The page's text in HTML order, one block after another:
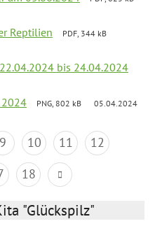
Reptilien
PDF, 344 kB
bis 24.04.2024
2024 PNG, 802 kB 05.04.2024
9 10 11
12
18
"Glückspilz"